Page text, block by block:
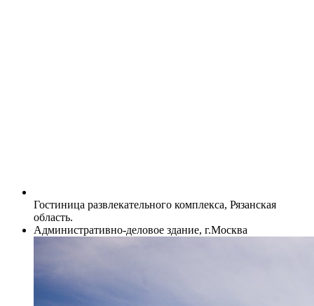
Гостиница развлекательного комплекса, Рязанская
область.
Административно-деловое здание, г.Москва